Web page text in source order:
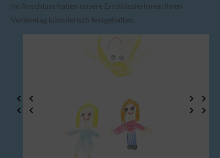
Im Anschluss haben unsere ErstklässlerInnen ihren
Vorlesetag künstlerisch festgehalten.